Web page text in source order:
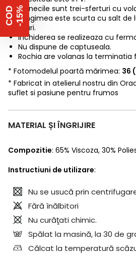
Manecile sunt trei-sferturi cu
Lungimea este scurta cu salt de
mari.
Inchiderea se realizeaza cu
Nu dispune de captuseala.
Rochia are volanas la terminatia
* Fotomodelul poartă mărimea: 36
* Fabricat in atelierul nostru din
suflet si pasiune pentru frumos
MATERIAL ȘI ÎNGRIJIRE
Compozitie: 65% Viscoza, 30%
Instructiuni de utilizare:
Nu se usucă prin
Fără înălbitori
Nu curăţati chimic.
Spălat la masină, la 30 de
Călcat la temperatură
C
O
D
-
1
5 %